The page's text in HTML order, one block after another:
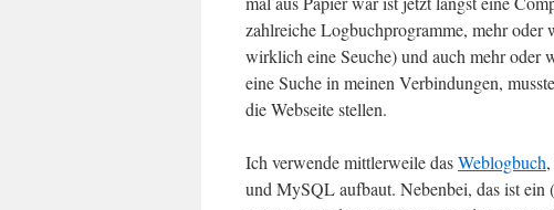
zahlreiche Logbuchprogramme, mehr oder
wirklich eine Seuche) und auch mehr oder
eine Suche in meinen Verbindungen,
die Webseite stellen.
Ich verwende mittlerweile dasWeblogbuch
und MySQL aufbaut. Nebenbei, das ist ein